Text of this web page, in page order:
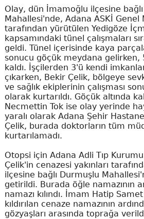
Olay, dün İmamoğlu ilçesine
Mahallesi'nde, Adana ASKİ Genel
tarafından yürütülen Yedigöze
kapsamındaki tünel çalışmaları
geldi. Tünel içerisinde kaya
sonucu göçük meydana gelirken,
kaldı. İşçilerden 3'ü kendi
çıkarken, Bekir Çelik, bölgeye
ve sağlık ekiplerinin çalışması
olarak kurtarıldı. Göçük altında
Necmettin Tok ise olay yerinde
yaralı olarak Adana Şehir
Çelik, burada doktorların tüm
kurtarılamadı.
Otopsi için Adana Adli Tıp
Çelik'in cenazesi yakınları
ilçesine bağlı Durmuşlu
getirildi. Burada öğle namazının
namazı kılındı. İmam Hatip
kıldırılan cenaze namazının
gözyaşları arasında toprağa